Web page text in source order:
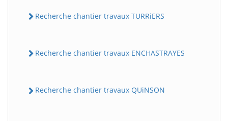
Recherche chantier travaux TURRiERS
Recherche chantier travaux ENCHASTRAYES
Recherche chantier travaux QUiNSON